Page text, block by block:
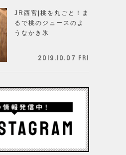
JR西宮|桃を丸ごと！ま
るで桃のジュースのよ
うなかき氷
2019.10.07 Fri